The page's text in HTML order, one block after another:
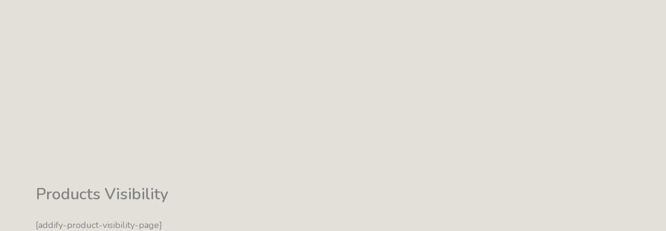
Products Visibility
[addify-product-visibility-page]